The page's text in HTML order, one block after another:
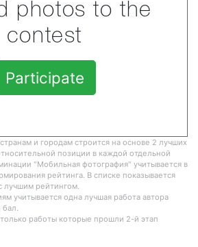
photos to the
contest
Participate
и городам строится на основе 2 лучших
позиции в каждой отдельной
"Мобильная фотография" учитывается в
рейтинга. В списке показывается
лучшим рейтингом.
учитывается одна лучшая работа автора
бал.
работы которые прошли 2-й этап